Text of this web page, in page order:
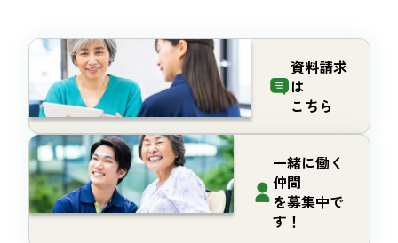
資料請求
は
こちら
一緒に働く
仲間
を募集中で
す！